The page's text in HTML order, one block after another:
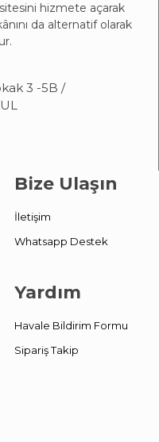
hizmete açarak
da alternatif olarak
3 -5B /
Bize Ulaşın
İletişim
Whatsapp Destek
Yardım
Havale Bildirim Formu
Sipariş Takip